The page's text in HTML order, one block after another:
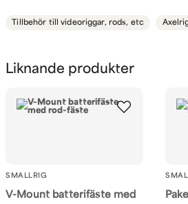
Liknande produkter
SMALLRIG
V-Mount batterifäste med
email
Mejladress
Ja, ni får publicera min
Tillbehör till videoriggar, rods, etc